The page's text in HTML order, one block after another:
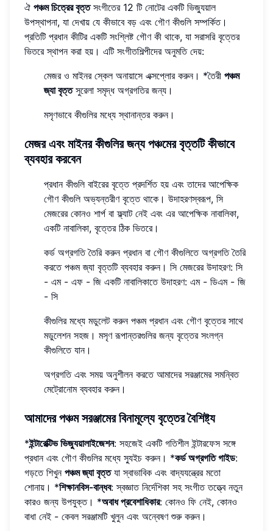
ঐ পঞ্চম চিত্রের বৃত্তসংগীতের 12 টি নোটের একটি ভিজ্যুয়াল
উপস্থাপনা, যা দেখায় যে কীভাবে বড় এবং গৌণ কীগুলি সম্পর্কিত।
প্রতিটি প্রধান কীটির একটি সংশ্লিষ্ট গৌণ কী থাকে, যা সরাসরি বৃত্তের
ভিতরে স্থাপন করা হয়। এটি সংগীতশিল্পীদের অনুমতি দেয়:
মেজর ও মাইনর স্কেল অনায়াসে এক্সপ্লোর করুন। *তৈরী পঞ্চম
জ্যা বৃত্তসুরেলা সমৃদ্ধ অগ্রগতির জন্য।
মসৃণভাবে কীগুলির মধ্যে স্থানান্তর করুন।
মেজর এবং মাইনর কীগুলির জন্য পঞ্চমের বৃত্তটি কীভাবে
ব্যবহার করবেন
প্রধান কীগুলি বাইরের বৃত্তে প্রদর্শিত হয় এবং তাদের আপেক্ষিক
গৌণ কীগুলি অভ্যন্তরীণ বৃত্তে থাকে। উদাহরণস্বরূপ, সি
মেজরের কোনও শার্প বা ফ্ল্যাট নেই এবং এর আপেক্ষিক নাবালিকা,
একটি নাবালিকা, বৃত্তের ঠিক ভিতরে।
কর্ড অগ্রগতি তৈরি করুন প্রধান বা গৌণ কীগুলিতে অগ্রগতি তৈরি
করতে পঞ্চম জ্যা বৃত্তটি ব্যবহার করুন। সি মেজরের উদাহরণ: সি
- এম - এফ - জি একটি নাবালিকাতে উদাহরণ: এম - ডিএম - জি
- সি
কীগুলির মধ্যে মডুলেট করুন পঞ্চম প্রধান এবং গৌণ বৃত্তের সাথে
মডুলেশন সহজ। মসৃণ রূপান্তরগুলির জন্য বৃত্তের সংলগ্ন
কীগুলিতে যান।
অগ্রগতি এবং সময় অনুশীলন করতে আমাদের সরঞ্জামের সমন্বিত
মেট্রোনোম ব্যবহার করুন।
আমাদের পঞ্চম সরঞ্জামের বিনামূল্যে বৃত্তের বৈশিষ্ট্য
*ইন্টারেক্টিভ ভিজ্যুয়ালাইজেশন: সহজেই একটি গতিশীল ইন্টারফেস সঙ্গে
প্রধান এবং গৌণ কীগুলির মধ্যে স্যুইচ করুন। *কর্ড অগ্রগতি গাইড:
গড়তে শিখুন পঞ্চম জ্যা বৃত্তযা স্বাভাবিক এবং বাদ্যযন্ত্রের মতো
শোনায়। *শিক্ষানবিস-বান্ধব: স্বজ্ঞাত নির্দেশিকা সহ সংগীত তত্ত্বে নতুন
কারও জন্য উপযুক্ত। *অবাধ প্রবেশাধিকার: কোনও ফি নেই, কোনও
বাধা নেই - কেবল সরঞ্জামটি খুলুন এবং অন্বেষণ শুরু করুন।